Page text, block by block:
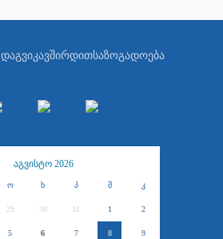
დაგვიკავშირდითსაზოგადოება
აგვისტო 2026
ო ხ პ შ კ
29 30 31 1 2
5 6 7 8 9